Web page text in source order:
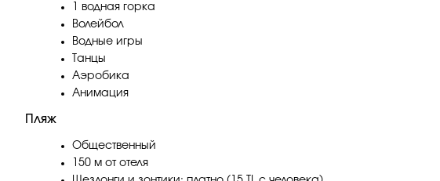
1 водная горка
Волейбол
Водные игры
Танцы
Аэробика
Анимация
Пляж
Общественный
150 м от отеля